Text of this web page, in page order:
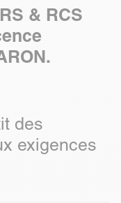
& RCS
des
exigences